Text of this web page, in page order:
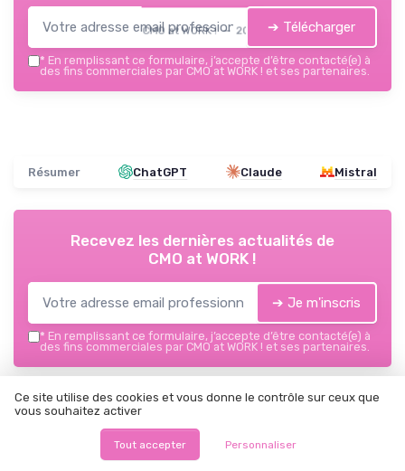
CMO at WORK ! — 2026 ➔ Télécharger
* En remplissant ce formulaire, j’accepte d’être contacté(e) à
des fins commerciales par CMO at WORK ! et ses partenaires.
Résumer ChatGPT Claude Mistral
Recevez les dernières actualités de
CMO at WORK !
➔ Je m'inscris
* En remplissant ce formulaire, j’accepte d’être contacté(e) à
des fins commerciales par CMO at WORK ! et ses partenaires.
CMO at WORK !
Ajoutez-nous à vos sources préférées sur Google
Parole d'experts
Ce site utilise des cookies et vous donne le contrôle sur ceux que
vous souhaitez activer
Tout accepter Personnaliser